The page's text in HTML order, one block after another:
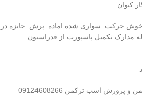
کیوان
خوش حرکت. سواری شده اماده پرش. جایزه در
مدارک تکمیل پاسپورت از فدراسیون
اسب ترکمن 09124608266